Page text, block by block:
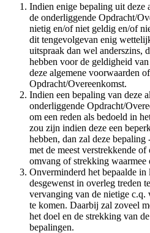
Indien enige bepaling uit deze
de onderliggende Opdracht/
nietig en/of niet geldig en/of
dit tengevolgevan enig
uitspraak dan wel anderszins,
hebben voor de geldigheid
deze algemene voorwaarden
Opdracht/Overeenkomst.
Indien een bepaling van deze
onderliggende Opdracht/
om een reden als bedoeld in
zou zijn indien deze een
hebben, dan zal deze
met de meest verstrekkende
omvang of strekking
Onverminderd het bepaalde
desgewenst in overleg treden
vervanging van de nietige c.q.
te komen. Daarbij zal zoveel
het doel en de strekking van
bepalingen.